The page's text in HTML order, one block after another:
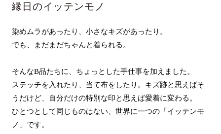
縁日のイッテンモノ
染めムラがあったり、小さなキズがあったり。
でも、まだまだちゃんと着られる。
そんなB品たちに、ちょっとした手仕事を加えました。
ステッチを入れたり、当て布をしたり。キズ跡と思えばそ
うだけど、自分だけの特別な印と思えば愛着に変わる。
ひとつとして同じものはない、世界に一つの「イッテンモ
ノ」です。